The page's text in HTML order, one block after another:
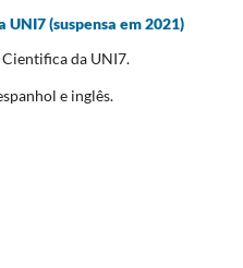
(suspensa em 2021)
da UNI7.
e inglês.